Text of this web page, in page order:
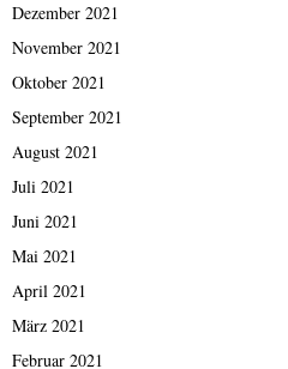
Dezember 2021
November 2021
Oktober 2021
September 2021
August 2021
Juli 2021
Juni 2021
Mai 2021
April 2021
März 2021
Februar 2021